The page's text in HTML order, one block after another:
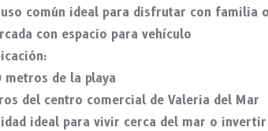
uso común ideal para disfrutar con familia
con espacio para vehículo
metros de la playa
del centro comercial de Valeria del Mar
ideal para vivir cerca del mar o